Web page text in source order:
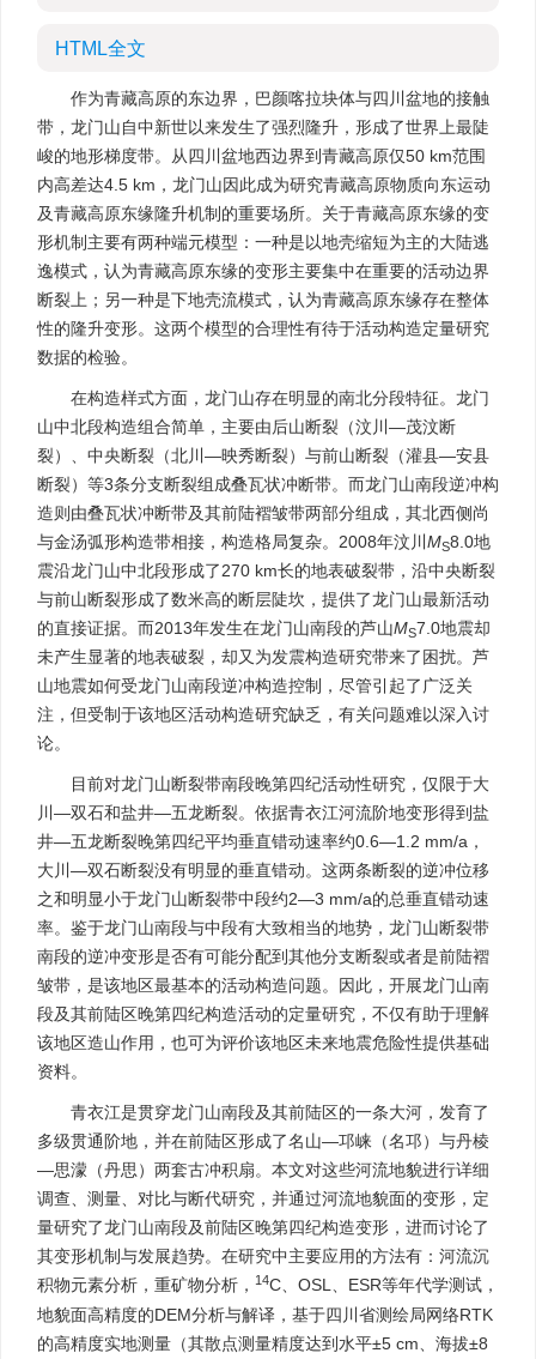
HTML全文
作为青藏高原的东边界，巴颜喀拉块体与四川盆地的接触
带，龙门山自中新世以来发生了强烈隆升，形成了世界上最陡
峻的地形梯度带。从四川盆地西边界到青藏高原仅50 km范围
内高差达4.5 km，龙门山因此成为研究青藏高原物质向东运动
及青藏高原东缘隆升机制的重要场所。关于青藏高原东缘的变
形机制主要有两种端元模型：一种是以地壳缩短为主的大陆逃
逸模式，认为青藏高原东缘的变形主要集中在重要的活动边界
断裂上；另一种是下地壳流模式，认为青藏高原东缘存在整体
性的隆升变形。这两个模型的合理性有待于活动构造定量研究
数据的检验。
在构造样式方面，龙门山存在明显的南北分段特征。龙门
山中北段构造组合简单，主要由后山断裂（汶川—茂汶断
裂）、中央断裂（北川—映秀断裂）与前山断裂（灌县—安县
断裂）等3条分支断裂组成叠瓦状冲断带。而龙门山南段逆冲构
造则由叠瓦状冲断带及其前陆褶皱带两部分组成，其北西侧尚
与金汤弧形构造带相接，构造格局复杂。2008年汶川 MS8.0地
震沿龙门山中北段形成了270 km长的地表破裂带，沿中央断裂
与前山断裂形成了数米高的断层陡坎，提供了龙门山最新活动
的直接证据。而2013年发生在龙门山南段的芦山MS7.0地震却
未产生显著的地表破裂，却又为发震构造研究带来了困扰。芦
山地震如何受龙门山南段逆冲构造控制，尽管引起了广泛关
注，但受制于该地区活动构造研究缺乏，有关问题难以深入讨
论。
目前对龙门山断裂带南段晚第四纪活动性研究，仅限于大
川—双石和盐井—五龙断裂。依据青衣江河流阶地变形得到盐
井—五龙断裂晚第四纪平均垂直错动速率约0.6—1.2 mm/a，
大川—双石断裂没有明显的垂直错动。这两条断裂的逆冲位移
之和明显小于龙门山断裂带中段约2—3 mm/a的总垂直错动速
率。鉴于龙门山南段与中段有大致相当的地势，龙门山断裂带
南段的逆冲变形是否有可能分配到其他分支断裂或者是前陆褶
皱带，是该地区最基本的活动构造问题。因此，开展龙门山南
段及其前陆区晚第四纪构造活动的定量研究，不仅有助于理解
该地区造山作用，也可为评价该地区未来地震危险性提供基础
资料。
青衣江是贯穿龙门山南段及其前陆区的一条大河，发育了
多级贯通阶地，并在前陆区形成了名山—邛崃（名邛）与丹棱
—思濛（丹思）两套古冲积扇。本文对这些河流地貌进行详细
调查、测量、对比与断代研究，并通过河流地貌面的变形，定
量研究了龙门山南段及前陆区晚第四纪构造变形，进而讨论了
其变形机制与发展趋势。在研究中主要应用的方法有：河流沉
积物元素分析，重矿物分析， 14C、OSL、ESR等年代学测试，
地貌面高精度的DEM分析与解译，基于四川省测绘局网络RTK
的高精度实地测量（其散点测量精度达到水平±5 cm、海拔±8